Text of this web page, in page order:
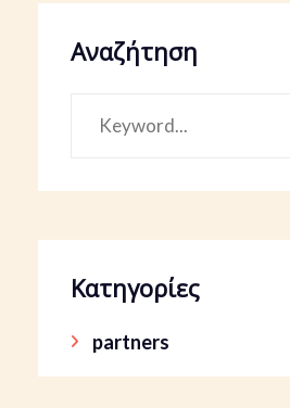
Αναζήτηση
Κατηγορίες
partners